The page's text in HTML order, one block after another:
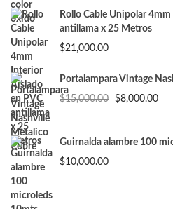
era:
$5,500.00.
es:
Rollo Cable Unipolar
antillama x 25 Metros
$21,000.00
Portalampara Vintage
$15,000.00
El
era:
$8,000.00El
es:
Guirnalda alambre 100
$10,000.00